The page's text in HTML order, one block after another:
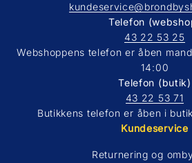
Telefon
43 22 53 25
Webshoppens telefon er åben
14:00
Telefon (butik)
43 22 53 71
Butikkens telefon er åben i
Kundeservice
Returnering og